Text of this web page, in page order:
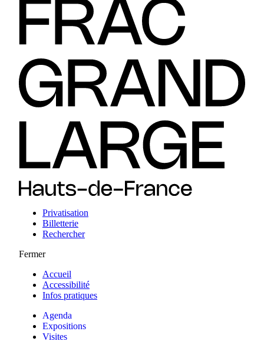
Privatisation
Billetterie
Rechercher
Fermer
Accueil
Accessibilité
Infos pratiques
Agenda
Expositions
Visites